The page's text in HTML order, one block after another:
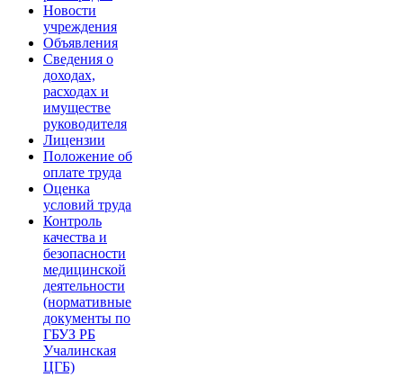
Новости
учреждения
Объявления
Сведения о
доходах,
расходах и
имуществе
руководителя
Лицензии
Положение об
оплате труда
Оценка
условий труда
Контроль
качества и
безопасности
медицинской
деятельности
(нормативные
документы по
ГБУЗ РБ
Учалинская
ЦГБ)